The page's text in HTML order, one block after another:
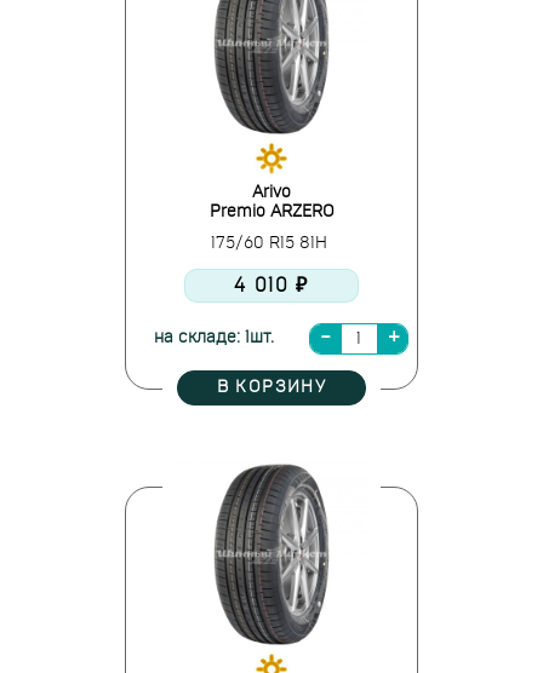
Arivo
Premio ARZERO
175/60 R15 81H
4 010 ₽
на складе: 1шт.
В КОРЗИНУ